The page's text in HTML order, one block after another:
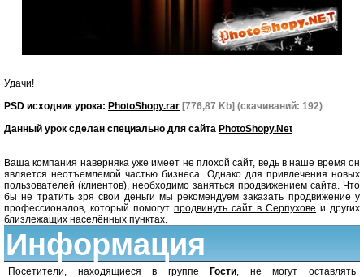
Удачи!
PSD исходник урока: PhotoShopy.rar [776,87 Kb] (cкачиваний: 192)
Данный урок сделан специально для сайта PhotoShopy.Net
Ваша компания наверняка уже имеет не плохой сайт, ведь в наше время он
является неотъемлемой частью бизнеса. Однако для привлечения новых
пользователей (клиентов), необходимо заняться продвижением сайта. Что
бы не тратить зря свои деньги мы рекомендуем заказать продвижение у
профессионалов, который помогут продвинуть сайт в Серпухове и других
близлежащих населённых пунктах.
Информация
Посетители, находящиеся в группеГости , не могут оставлять